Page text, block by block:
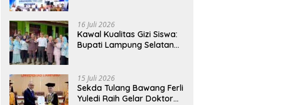
Terintegrasi Pertama di
Lampung
16 Juli 2026
Kawal Kualitas Gizi Siswa:
Bupati Lampung Selatan
Bergizi Gratis di Natar
15 Juli 2026
Sekda Tulang Bawang Ferli
Yuledi Raih Gelar Doktor